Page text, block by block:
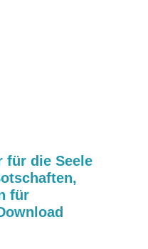
für die Seele
für